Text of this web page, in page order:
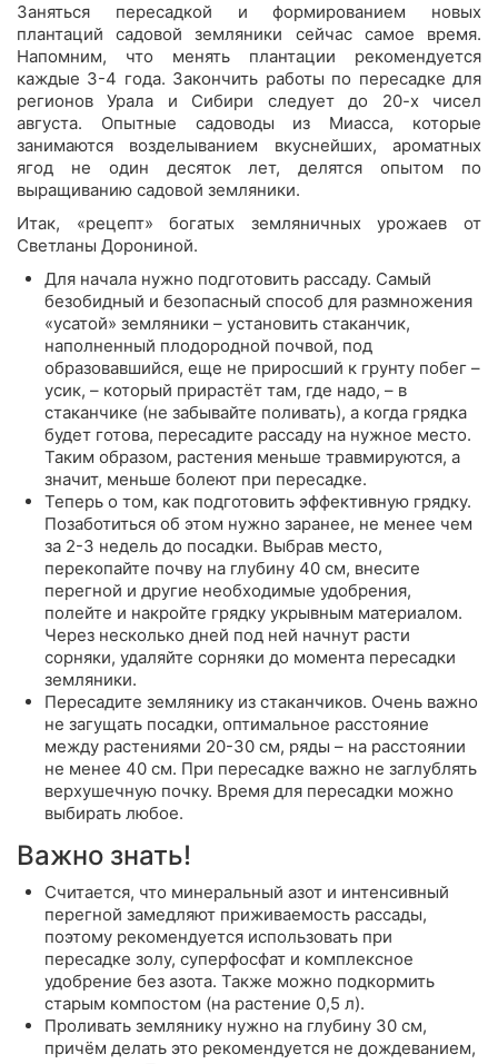
Заняться пересадкой и формированием новых
плантаций садовой земляники сейчас самое время.
Напомним, что менять плантации рекомендуется
каждые 3-4 года. Закончить работы по пересадке для
регионов Урала и Сибири следует до 20-х чисел
августа. Опытные садоводы из Миасса, которые
занимаются возделыванием вкуснейших, ароматных
ягод не один десяток лет, делятся опытом по
выращиванию садовой земляники.
Итак, «рецепт» богатых земляничных урожаев от
Светланы Дорониной.
Для начала нужно подготовить рассаду. Самый
безобидный и безопасный способ для размножения
«усатой» земляники – установить стаканчик,
наполненный плодородной почвой, под
образовавшийся, еще не приросший к грунту побег –
усик, – который прирастёт там, где надо, – в
стаканчике (не забывайте поливать), а когда грядка
будет готова, пересадите рассаду на нужное место.
Таким образом, растения меньше травмируются, а
значит, меньше болеют при пересадке.
Теперь о том, как подготовить эффективную грядку.
Позаботиться об этом нужно заранее, не менее чем
за 2-3 недель до посадки. Выбрав место,
перекопайте почву на глубину 40 см, внесите
перегной и другие необходимые удобрения,
полейте и накройте грядку укрывным материалом.
Через несколько дней под ней начнут расти
сорняки, удаляйте сорняки до момента пересадки
земляники.
Пересадите землянику из стаканчиков. Очень важно
не загущать посадки, оптимальное расстояние
между растениями 20-30 см, ряды – на расстоянии
не менее 40 см. При пересадке важно не заглублять
верхушечную почку. Время для пересадки можно
выбирать любое.
Важно знать!
Считается, что минеральный азот и интенсивный
перегной замедляют приживаемость рассады,
поэтому рекомендуется использовать при
пересадке золу, суперфосфат и комплексное
удобрение без азота. Также можно подкормить
старым компостом (на растение 0,5 л).
Проливать землянику нужно на глубину 30 см,
причём делать это рекомендуется не дождеванием,